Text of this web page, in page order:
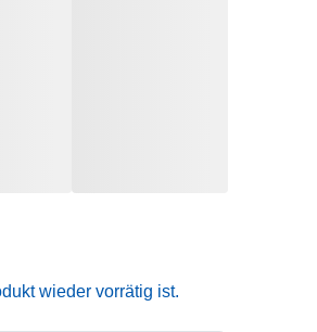
wieder vorrätig ist.